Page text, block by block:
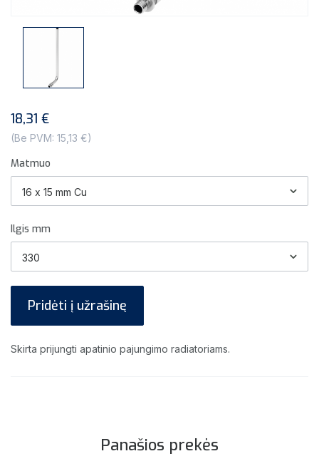
18,31 €
(Be PVM: 15,13 €)
Matmuo
Ilgis mm
Pridėti į užrašinę
Skirta prijungti apatinio pajungimo radiatoriams.
Panašios prekės